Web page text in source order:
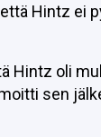
Hintz ei
Hintz oli
sen